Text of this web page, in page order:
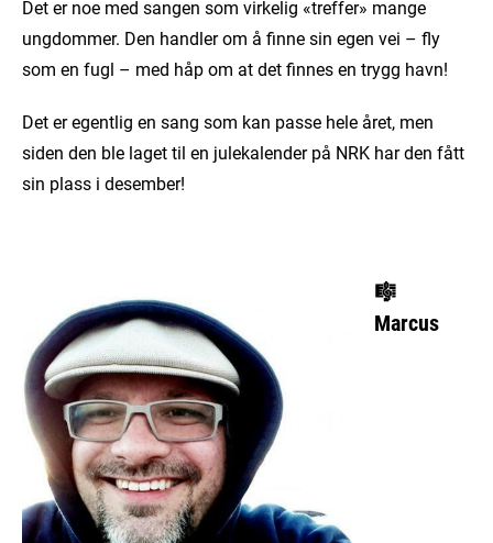
Det er noe med sangen som virkelig «treffer» mange
ungdommer. Den handler om å finne sin egen vei – fly
som en fugl ­– med håp om at det finnes en trygg havn!
Det er egentlig en sang som kan passe hele året, men
siden den ble laget til en julekalender på NRK har den fått
sin plass i desember!
🎼
Marcus